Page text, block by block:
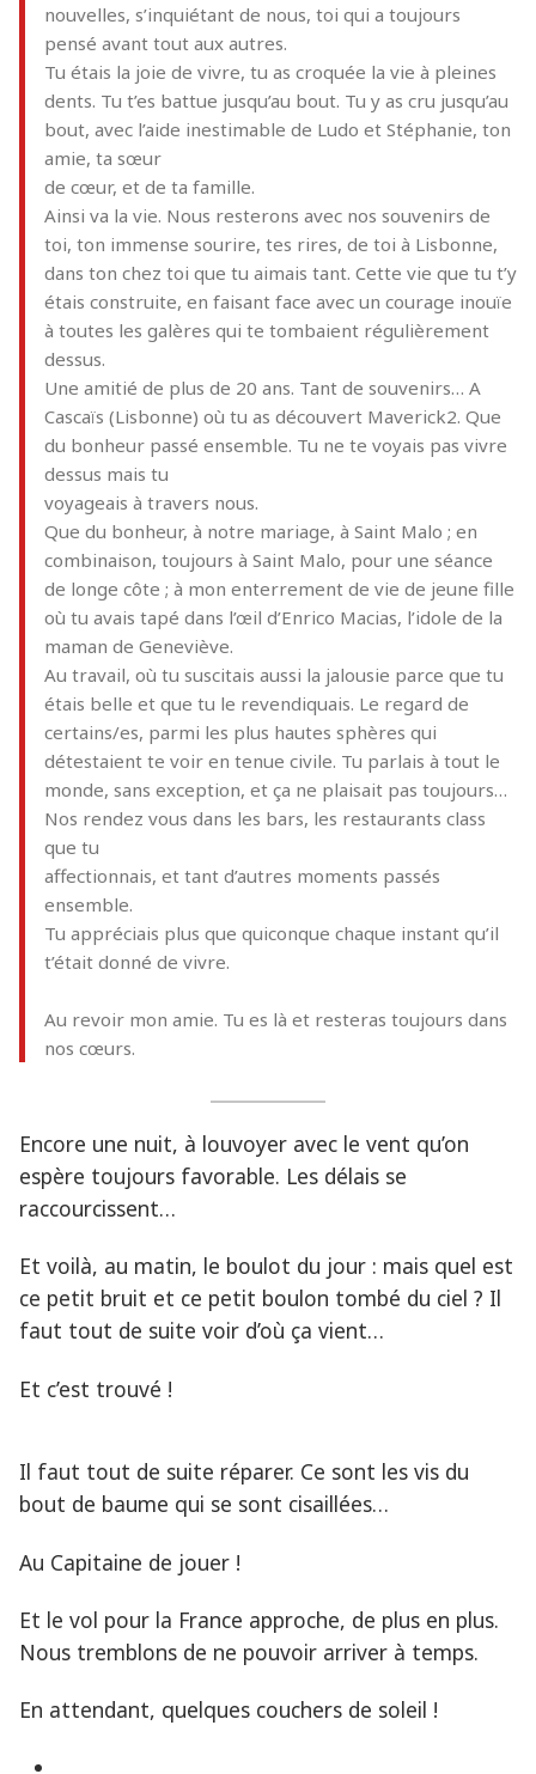
nouvelles, s’inquiétant de nous, toi qui a toujours
pensé avant tout aux autres.
Tu étais la joie de vivre, tu as croquée la vie à pleines
dents. Tu t’es battue jusqu’au bout. Tu y as cru jusqu’au
bout, avec l’aide inestimable de Ludo et Stéphanie, ton
amie, ta sœur
de cœur, et de ta famille.
Ainsi va la vie. Nous resterons avec nos souvenirs de
toi, ton immense sourire, tes rires, de toi à Lisbonne,
dans ton chez toi que tu aimais tant. Cette vie que tu t’y
étais construite, en faisant face avec un courage inouïe
à toutes les galères qui te tombaient régulièrement
dessus.
Une amitié de plus de 20 ans. Tant de souvenirs… A
Cascaïs (Lisbonne) où tu as découvert Maverick2. Que
du bonheur passé ensemble. Tu ne te voyais pas vivre
dessus mais tu
voyageais à travers nous.
Que du bonheur, à notre mariage, à Saint Malo ; en
combinaison, toujours à Saint Malo, pour une séance
de longe côte ; à mon enterrement de vie de jeune fille
où tu avais tapé dans l’œil d’Enrico Macias, l’idole de la
maman de Geneviève.
Au travail, où tu suscitais aussi la jalousie parce que tu
étais belle et que tu le revendiquais. Le regard de
certains/es, parmi les plus hautes sphères qui
détestaient te voir en tenue civile. Tu parlais à tout le
monde, sans exception, et ça ne plaisait pas toujours…
Nos rendez vous dans les bars, les restaurants class
que tu
affectionnais, et tant d’autres moments passés
ensemble.
Tu appréciais plus que quiconque chaque instant qu’il
t’était donné de vivre.
Au revoir mon amie. Tu es là et resteras toujours dans
nos cœurs.
Encore une nuit, à louvoyer avec le vent qu’on
espère toujours favorable. Les délais se
raccourcissent…
Et voilà, au matin, le boulot du jour : mais quel est
ce petit bruit et ce petit boulon tombé du ciel ? Il
faut tout de suite voir d’où ça vient…
Et c’est trouvé !
Il faut tout de suite réparer. Ce sont les vis du
bout de baume qui se sont cisaillées…
Au Capitaine de jouer !
Et le vol pour la France approche, de plus en plus.
Nous tremblons de ne pouvoir arriver à temps.
En attendant, quelques couchers de soleil !